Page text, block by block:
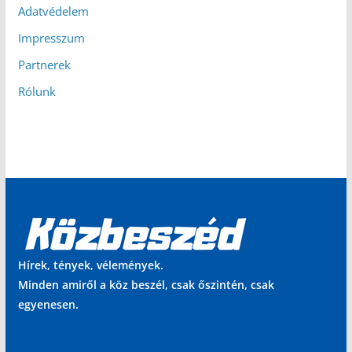
Adatvédelem
Impresszum
Partnerek
Rólunk
Hírek, tények, vélemények.
Minden amiről a köz beszél, csak őszintén, csak
egyenesen.